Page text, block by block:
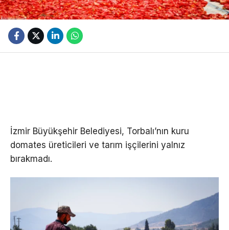
İzmir Büyükşehir Belediyesi, Torbalı’nın kuru
domates üreticileri ve tarım işçilerini yalnız
bırakmadı.